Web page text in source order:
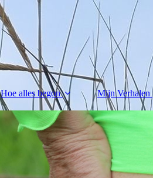
Hoe alles begon Mijn Verhalen